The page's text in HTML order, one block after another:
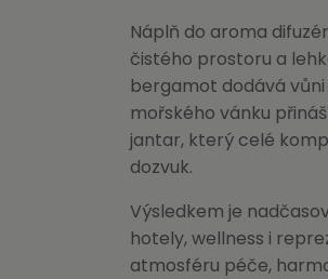
Náplň do aroma
čistého prostoru a
bergamot dodává
mořského vánku
jantar, který celé
dozvuk.
Výsledkem je
hotely, wellness i
atmosféru péče,